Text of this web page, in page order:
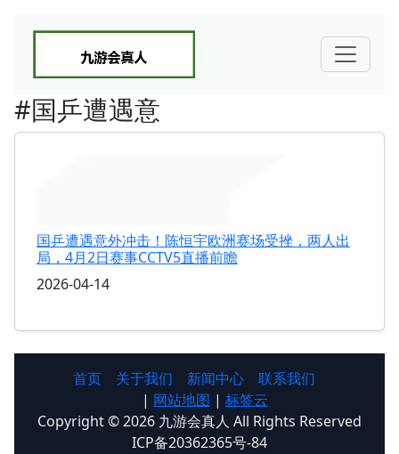
#国乒遭遇意
国乒遭遇意外冲击！陈恒宇欧洲赛场受挫，两人出
局，4月2日赛事CCTV5直播前瞻
2026-04-14
首页 关于我们 新闻中心
联系我们
| 网站地图 | 标签云
Copyright © 2026 九游会真人 All Rights Reserved
ICP备20362365号-84